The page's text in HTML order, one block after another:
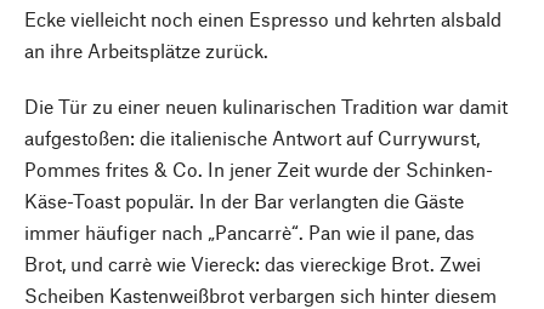
Ecke vielleicht noch einen Espresso und kehrten alsbald
an ihre Arbeitsplätze zurück.
Die Tür zu einer neuen kulinarischen Tradition war damit
aufgestoßen: die italienische Antwort auf Currywurst,
Pommes frites & Co. In jener Zeit wurde der Schinken-
Käse-Toast populär. In der Bar verlangten die Gäste
immer häufiger nach „Pancarrè“. Pan wie il pane, das
Brot, und carrè wie Viereck: das viereckige Brot. Zwei
Scheiben Kastenweißbrot verbargen sich hinter diesem